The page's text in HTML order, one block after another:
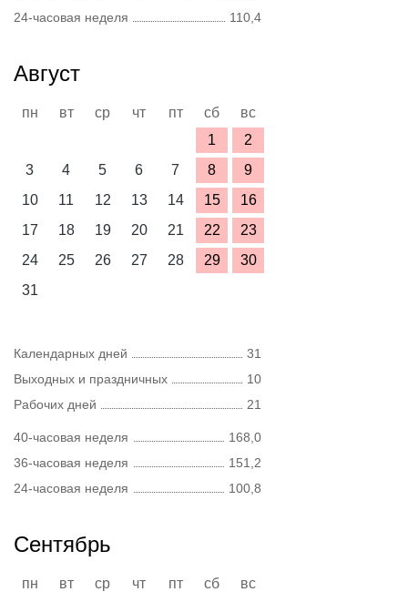
24-часовая неделя
110,4
Август
пн вт ср чт пт сб
вс
1
2
3
4 5 6 7 8
9
10
11 12 13 14 15
16
17
18 19 20 21 22
23
24
25 26 27 28 29
30
31
Календарных дней
31
Выходных и праздничных
10
Рабочих дней
21
40-часовая неделя
168,0
36-часовая неделя
151,2
24-часовая неделя
100,8
Сентябрь
пн вт ср чт пт сб
вс